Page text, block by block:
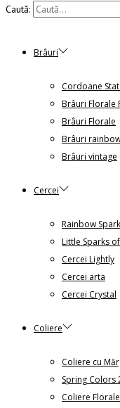
Caută:
Brâuri
Cordoane
Brâuri Florale
Brâuri Florale
Brâuri
Brâuri vintage
Cercei
Rainbow
Little Sparks
Cercei Lightly
Cercei arta
Cercei Crystal
Coliere
Coliere cu
Spring Colors
Coliere